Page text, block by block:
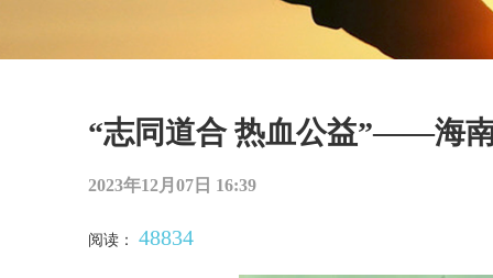
“志同道合 热血公益”——海
2023年12月07日 16:39
阅读： 48834